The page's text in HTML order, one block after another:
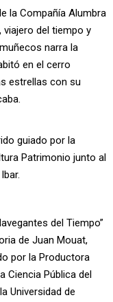
la Compañía Alumbra
viajero del tiempo y
narra la
en el cerro
estrellas con su
guiado por la
Patrimonio junto al
del Tiempo”
de Juan Mouat,
por la Productora
Ciencia Pública del
Universidad de